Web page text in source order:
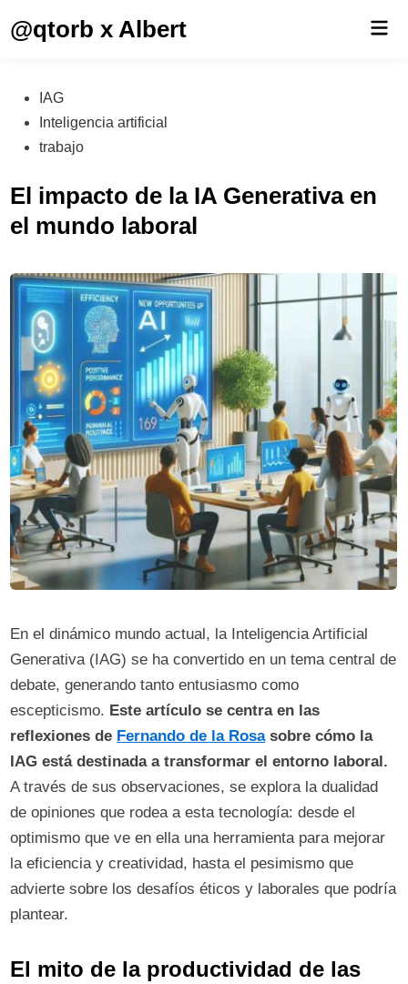
@qtorb x Albert
Publicado
en
IAG
Inteligencia artificial
trabajo
El impacto de la IA Generativa en
el mundo laboral
En el dinámico mundo actual, la Inteligencia Artificial
Generativa (IAG) se ha convertido en un tema central de
debate, generando tanto entusiasmo como
escepticismo. Este artículo se centra en las
reflexiones de Fernando de la Rosasobre cómo la
IAG está destinada a transformar el entorno laboral.
A través de sus observaciones, se explora la dualidad
de opiniones que rodea a esta tecnología: desde el
optimismo que ve en ella una herramienta para mejorar
la eficiencia y creatividad, hasta el pesimismo que
advierte sobre los desafíos éticos y laborales que podría
plantear.
El mito de la productividad de las